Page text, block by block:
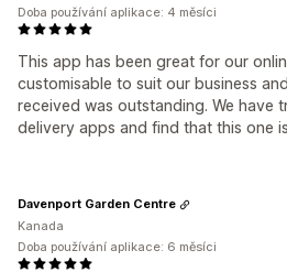
This app has been great for our
customisable to suit our business
received was outstanding. We have
delivery apps and find that this one
Doba používání aplikace: 4 měsíci
Davenport Garden Centre
Kanada
Doba používání aplikace: 6 měsíci